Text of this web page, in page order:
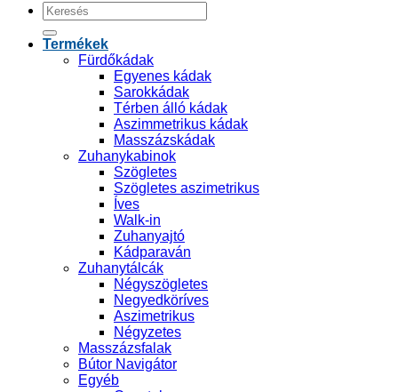
Keresés
a
következőre:
Termékek
Fürdőkádak
Egyenes kádak
Sarokkádak
Térben álló kádak
Aszimmetrikus kádak
Masszázskádak
Zuhanykabinok
Szögletes
Szögletes aszimetrikus
Íves
Walk-in
Zuhanyajtó
Kádparaván
Zuhanytálcák
Négyszögletes
Negyedköríves
Aszimetrikus
Négyzetes
Masszázsfalak
Bútor Navigátor
Egyéb